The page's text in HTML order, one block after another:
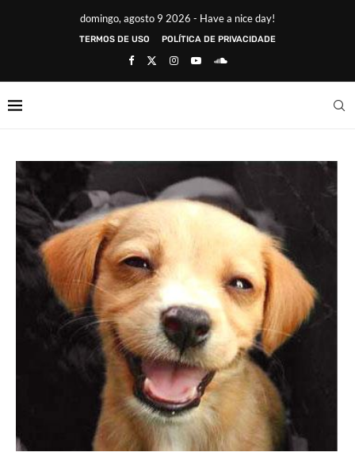
domingo, agosto 9 2026 - Have a nice day!
TERMOS DE USO POLÍTICA DE PRIVACIDADE